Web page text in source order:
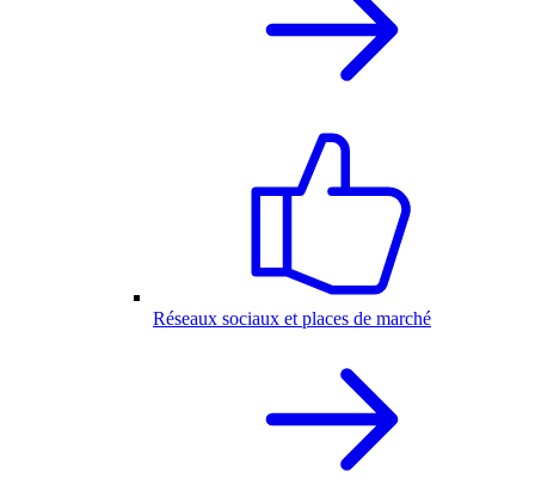
Réseaux sociaux et places de marché